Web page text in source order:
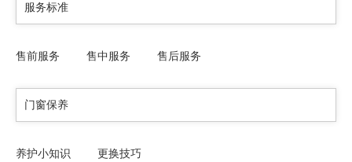
服务标准
售前服务 售中服务 售后服务
门窗保养
养护小知识 更换技巧